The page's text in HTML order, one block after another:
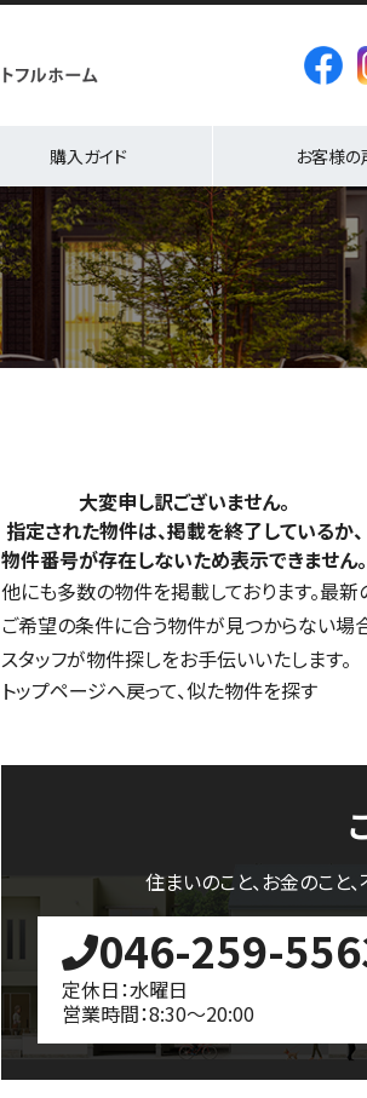
購入ガイド お客様の
大変申し訳ございません。
指定された物件は、掲載を終了しているか、
物件番号が存在しないため表示できません。
他にも多数の物件を掲載しております。最新
ご希望の条件に合う物件が見つからない場
スタッフが物件探しをお手伝いいたします。
トップページへ戻って、似た物件を探す
住まいのこと、お金のこと
046-259-
定休日：水曜日
営業時間：8:30～20:00